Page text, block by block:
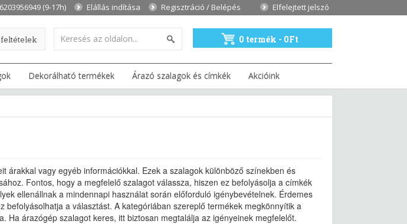
(9-17h) Elállás indítása Regisztráció / Belépés Elfelejtett jelszó
0 termék - 0Ft
Dekorálható termékek Árazó szalagok és címkék Akcióink
vagy egyéb információkkal. Ezek a szalagok különböző színekben és
Fontos, hogy a megfelelő szalagot válassza, hiszen ez befolyásolja a címkék
ellenállnak a mindennapi használat során előforduló igénybevételnek. Érdemes
a választást. A kategóriában szereplő termékek megkönnyítik a
árazógép szalagot keres, itt biztosan megtalálja az igényeinek megfelelőt.